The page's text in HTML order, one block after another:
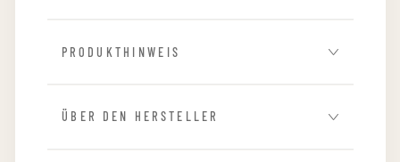
PRODUKTHINWEIS
ÜBER DEN HERSTELLER